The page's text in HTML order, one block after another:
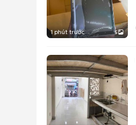
1 phút trước 5